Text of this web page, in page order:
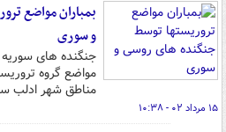
بمباران مواضع
و سوری
جنگنده های
مواضع گروه
مناطق شهر ادلب
۱۵ مرداد ۰۲ - ۱۰:۳۸